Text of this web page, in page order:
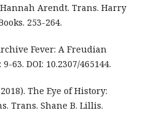
Arendt. Trans. Harry
253-264.
Fever: A Freudian
63. DOI: 10.2307/465144.
The Eye of History:
Trans. Shane B. Lillis.